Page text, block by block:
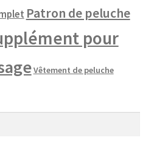
Patron de peluche
pour
Vêtement de peluche